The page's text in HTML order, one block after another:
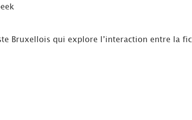
Bruxellois qui explore l’interaction entre la